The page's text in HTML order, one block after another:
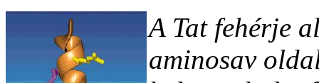
A Tat fehérje
aminosav